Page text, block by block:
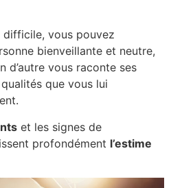
difficile, vous pouvez
bienveillante et neutre,
d’autre vous raconte ses
que vous lui
et les signes de
profondément l’estime